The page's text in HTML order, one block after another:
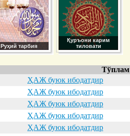
Руҳий тарбия
Қуръони карим
тиловати
Тўплам
ҲАЖ буюк ибодатдир
ҲАЖ буюк ибодатдир
ҲАЖ буюк ибодатдир
ҲАЖ буюк ибодатдир
ҲАЖ буюк ибодатдир